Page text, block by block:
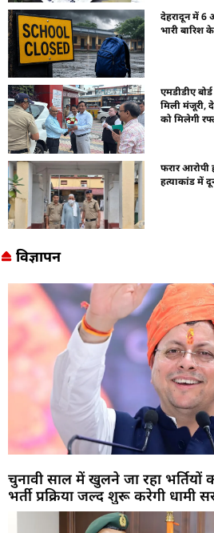
देहरादून में 6
भारी
एमडीडीए
मिली मंजूरी,
को मिलेगी
फरार आरोपी
हत्याकांड में
विज्ञापन
चुनावी साल में खुलने जा रहा भर्तियों
भर्ती प्रक्रिया जल्द शुरू करेगी धामी